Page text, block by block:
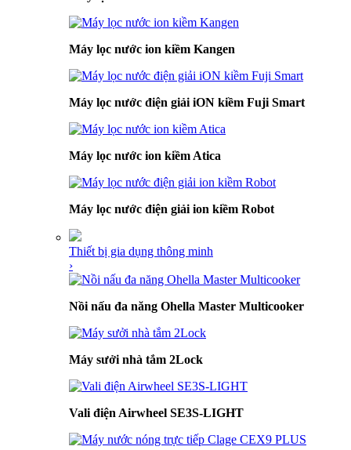
Máy lọc nước ion kiềm Kangen
Máy lọc nước điện giải iON kiềm Fuji Smart
Máy lọc nước ion kiềm Atica
Máy lọc nước điện giải ion kiềm Robot
Thiết bị gia dụng thông minh
›
Nồi nấu đa năng Ohella Master Multicooker
Máy sưởi nhà tắm 2Lock
Vali điện Airwheel SE3S-LIGHT